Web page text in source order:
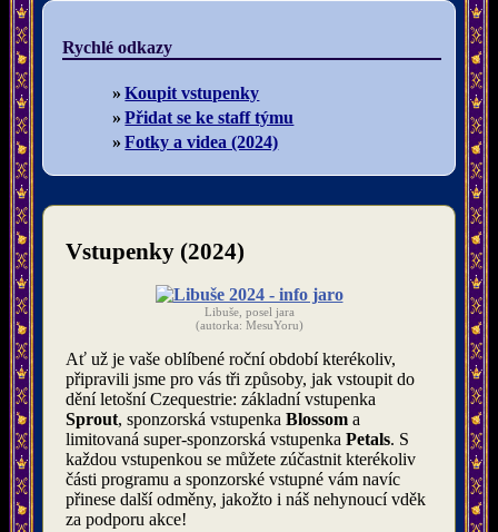
Vstupenky (2024)
Libuše, posel jara
(autorka: MesuYoru)
Ať už je vaše oblíbené roční období kterékoliv,
připravili jsme pro vás tři způsoby, jak vstoupit do
dění letošní Czequestrie: základní vstupenka
Sprout, sponzorská vstupenkaBlossom a
limitovaná super-sponzorská vstupenkaPetals. S
každou vstupenkou se můžete zúčastnit kterékoliv
části programu a sponzorské vstupné vám navíc
přinese další odměny, jakožto i náš nehynoucí vděk
za podporu akce!
Rychlé odkazy
Koupit vstupenky
Přidat se ke staff týmu
Fotky a videa (2024)